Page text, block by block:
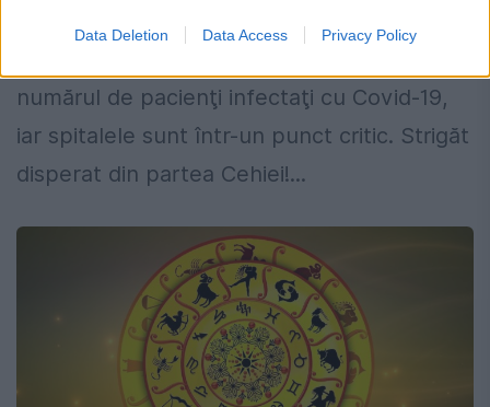
Data Deletion Data Access Privacy Policy
Strigăt disperat din partea Cehiei! Guvernul
numărul de pacienţi infectaţi cu Covid-19,
iar spitalele sunt într-un punct critic. Strigăt
disperat din partea Cehiei!...